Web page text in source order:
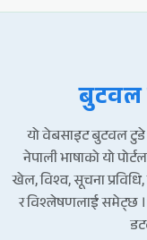
बुटवल
यो वेबसाइट बुटवल टुडे
नेपाली भाषाको यो
खेल, विश्व, सूचना
र विश्लेषणलाई समेट्छ